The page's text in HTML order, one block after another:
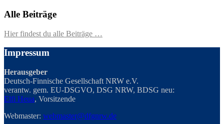
Alle Beiträge
Hier findest du alle Beiträge …
Impressum
Herausgeber
Deutsch-Finnische Gesellschaft NRW e.V.
verantw. gem. EU-DSGVO, DSG NRW, BDSG neu:
Elfi Heua, Vorsitzende
Webmaster: webmaster@dfgnrw.de